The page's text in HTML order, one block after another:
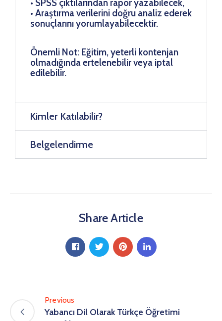
• SPSS çıktılarından rapor yazabilecek,
• Araştırma verilerini doğru analiz ederek
sonuçlarını yorumlayabilecektir.
Önemli Not: Eğitim, yeterli kontenjan
olmadığında ertelenebilir veya iptal
edilebilir.
Kimler Katılabilir?
Belgelendirme
Share Article
Previous
Yabancı Dil Olarak Türkçe Öğretimi